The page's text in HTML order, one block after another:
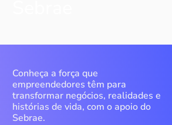
Conheça a força que
empreendedores têm para
transformar negócios, realidades e
histórias de vida, com o apoio do
Sebrae.